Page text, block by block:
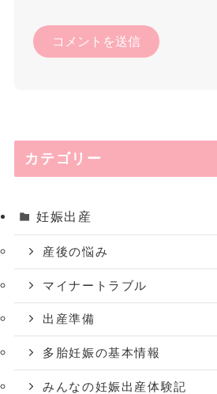
カテゴリー
妊娠出産
産後の悩み
マイナートラブル
出産準備
多胎妊娠の基本情報
みんなの妊娠出産体験記